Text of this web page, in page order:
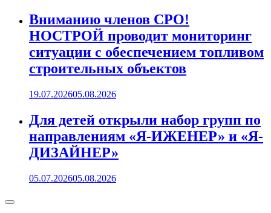
Вниманию членов СРО!
НОСТРОЙ проводит мониторинг
ситуации с обеспечением топливом
строительных объектов
19.07.202605.08.2026
Для детей открыли набор групп по
направлениям «Я-ИЖЕНЕР» и «Я-
ДИЗАЙНЕР»
05.07.202605.08.2026